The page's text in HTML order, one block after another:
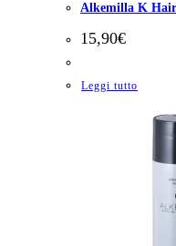
Alkemilla K Hair
15,90€
Leggi tutto